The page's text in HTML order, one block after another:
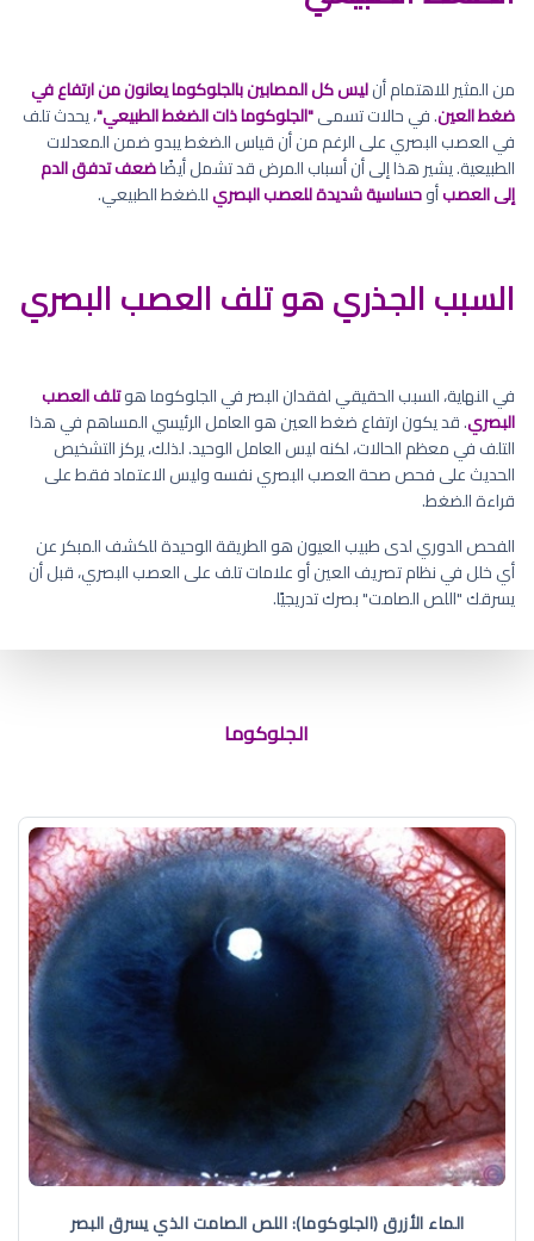
من المثير للاهتمام أنليس كل المصابين بالجلوكوما يعانون من ارتفاع في
ضغط العين. في حالات تسمى"الجلوكوما ذات الضغط الطبيعي"، يحدث تلف
في العصب البصري على الرغم من أن قياس الضغط يبدو ضمن المعدلات
الطبيعية. يشير هذا إلى أن أسباب المرض قد تشمل أيضًاضعف تدفق الدم
إلى العصبأوحساسية شديدة للعصب البصريللضغط الطبيعي.
السبب الجذري هو تلف العصب البصري
في النهاية، السبب الحقيقي لفقدان البصر في الجلوكوما هوتلف العصب
البصري. قد يكون ارتفاع ضغط العين هو العامل الرئيسي المساهم في هذا
التلف في معظم الحالات، لكنه ليس العامل الوحيد. لذلك، يركز التشخيص
الحديث على فحص صحة العصب البصري نفسه وليس الاعتماد فقط على
قراءة الضغط.
الفحص الدوري لدى طبيب العيون هو الطريقة الوحيدة للكشف المبكر عن
أي خلل في نظام تصريف العين أو علامات تلف على العصب البصري، قبل أن
يسرقك "اللص الصامت" بصرك تدريجيًا.
الجلوكوما
الماء الأزرق (الجلوكوما): اللص الصامت الذي يسرق البصر